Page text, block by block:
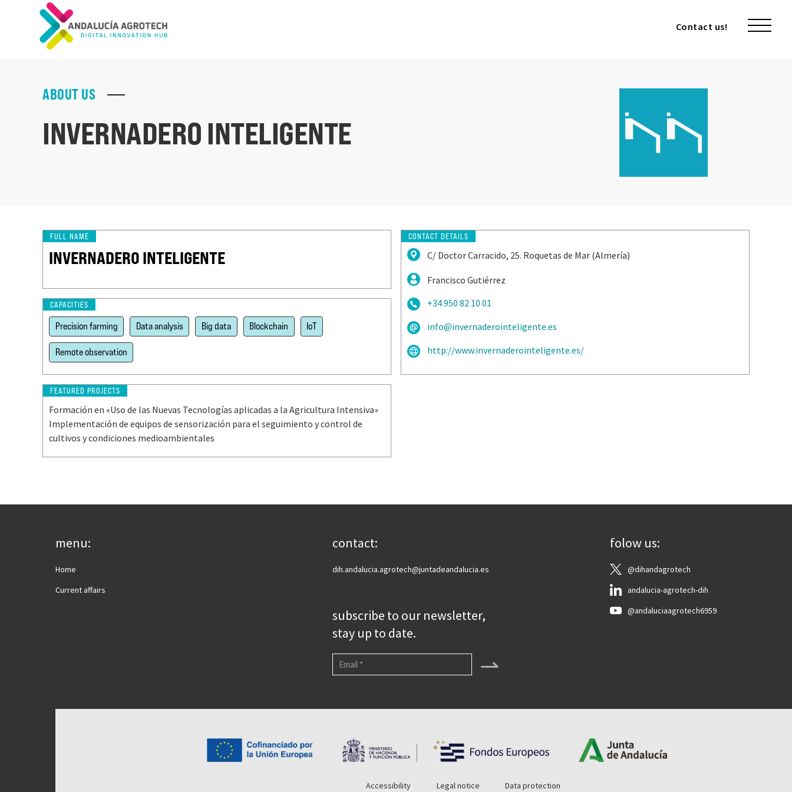
Contact us!
ABOUT US
INVERNADERO INTELIGENTE
FULL NAME
INVERNADERO INTELIGENTE C/ Doctor Carracido, 25. Roquetas de Mar (Almería)
Francisco Gutiérrez
+34 950 82 10 01
info@invernaderointeligente.es
http://www.invernaderointeligente.es/
CONTACT DETAILS
Precision farming Data analysis Big data Blockchain IoT
Remote observation
CAPACITIES
Formación en «Uso de las Nuevas Tecnologías aplicadas a la Agricultura Intensiva»
Implementación de equipos de sensorización para el seguimiento y control de
cultivos y condiciones medioambientales
FEATURED PROJECTS
menu:
Home
Current affairs
contact:
dih.andalucia.agrotech@juntadeandalucia.es
subscribe to our newsletter,
stay up to date.
⇀
folow us:
@dihandagrotech
andalucia-agrotech-dih
@andaluciaagrotech6959
Accessibility Legal notice Data protection